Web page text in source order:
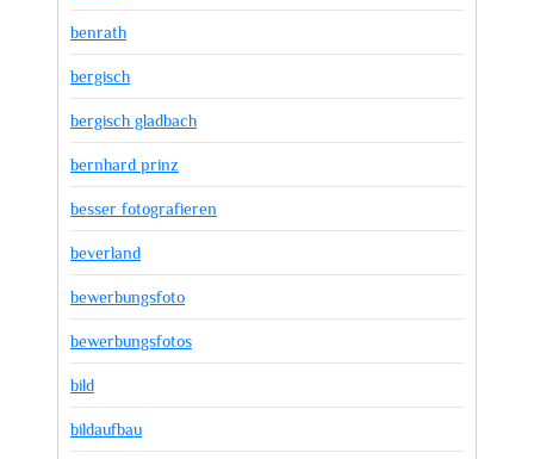
benrath
bergisch
bergisch gladbach
bernhard prinz
besser fotografieren
beverland
bewerbungsfoto
bewerbungsfotos
bild
bildaufbau